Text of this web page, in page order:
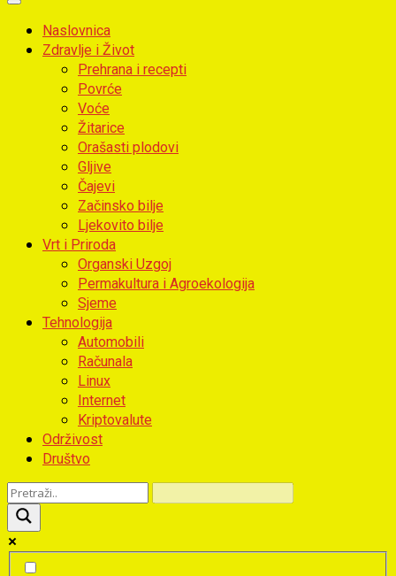
Primary
MenuNaslovnica
Zdravlje i Život
Prehrana i recepti
Povrće
Voće
Žitarice
Orašasti plodovi
Gljive
Čajevi
Začinsko bilje
Ljekovito bilje
Vrt i Priroda
Organski Uzgoj
Permakultura i Agroekologija
Sjeme
Tehnologija
Automobili
Računala
Linux
Internet
Kriptovalute
Održivost
Društvo